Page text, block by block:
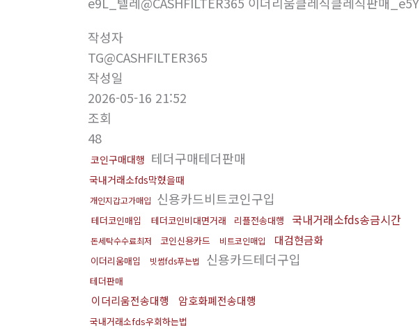
작성자
TG@CASHFILTER365
작성일
2026-05-16 21:52
조회
48
코인구매대행 테더구매테더판매
국내거래소fds막혔을때
개인지갑고가매입 신용카드비트코인구입
테더코인매입 테더코인비대면거래 리플전송대행 국내거래소fds송금시간
돈세탁수수료최저 코인신용카드 비트코인매입 대검현금화
이더리움매입 빗썸fds푸는법 신용카드테더구입
테더판매
이더리움전송대행 암호화폐전송대행
국내거래소fds우회하는법